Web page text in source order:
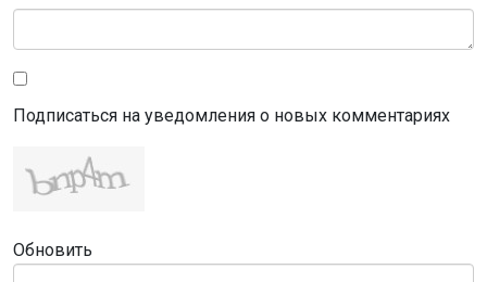
Подписаться на уведомления о новых комментариях
Обновить